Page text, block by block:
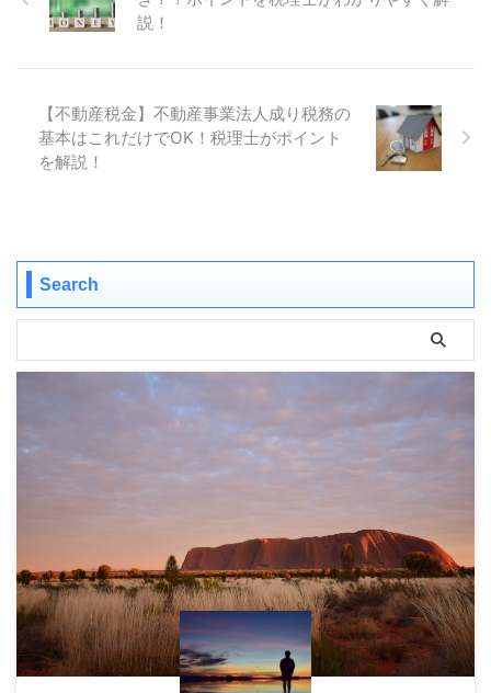
説！
【不動産税金】不動産事業法人成り税務の
基本はこれだけでOK！税理士がポイント
を解説！
Search